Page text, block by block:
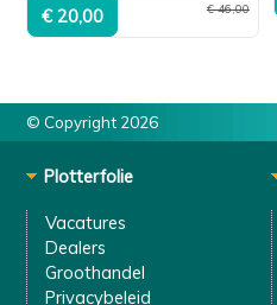
€ 46,00
© Copyright 2026
Plotterfolie
Vacatures
Dealers
Groothandel
Privacybeleid